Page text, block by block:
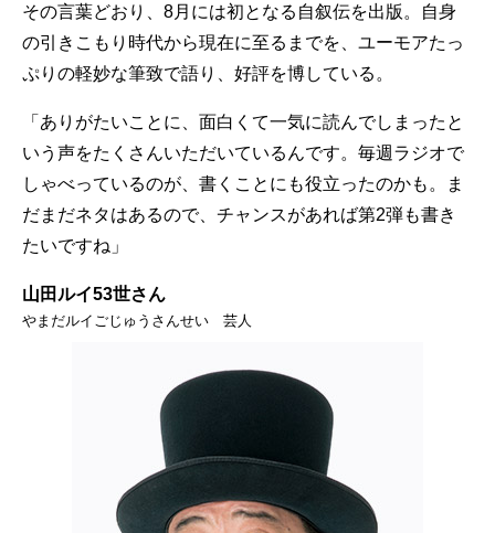
その言葉どおり、8月には初となる自叙伝を出版。自身
の引きこもり時代から現在に至るまでを、ユーモアたっ
ぷりの軽妙な筆致で語り、好評を博している。
「ありがたいことに、面白くて一気に読んでしまったと
いう声をたくさんいただいているんです。毎週ラジオで
しゃべっているのが、書くことにも役立ったのかも。ま
だまだネタはあるので、チャンスがあれば第2弾も書き
たいですね」
山田ルイ53世さん
やまだルイごじゅうさんせい 芸人